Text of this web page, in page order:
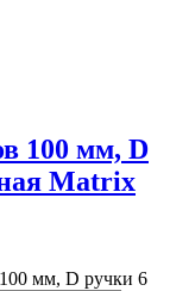
100 мм, D
Matrix
мм, D ручки 6